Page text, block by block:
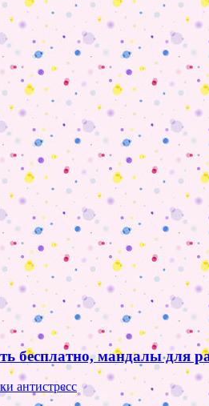
бесплатно, мандалы для
антистресс